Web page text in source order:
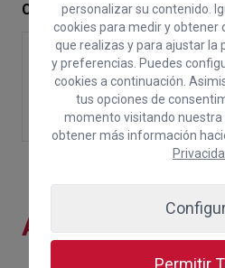
CONTENIDOS:
Aspectos contables a
ejercicio
Liquidación del Impuesto
Incidencia de la
socio- IRPF e impuesto
ARCHIVOS
personalizar su contenido.
cookies para medir y obtener
que realizas y para ajustar la
y preferencias. Puedes
cookies a continuación.
tus opciones de
momento visitando nuestra
obtener más información
Permitir